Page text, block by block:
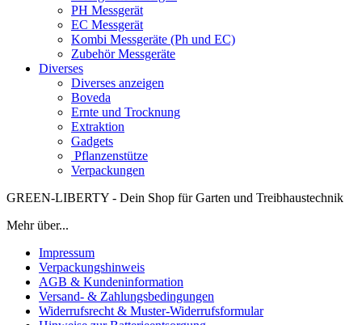
PH Messgerät
EC Messgerät
Kombi Messgeräte (Ph und EC)
Zubehör Messgeräte
Diverses
Diverses anzeigen
Boveda
Ernte und Trocknung
Extraktion
Gadgets
Pflanzenstütze
Verpackungen
GREEN-LIBERTY - Dein Shop für Garten und Treibhaustechnik
Mehr über...
Impressum
Verpackungshinweis
AGB & Kundeninformation
Versand- & Zahlungsbedingungen
Widerrufsrecht & Muster-Widerrufsformular